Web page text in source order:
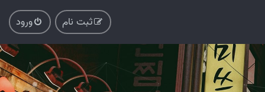
ورود ثبت نام